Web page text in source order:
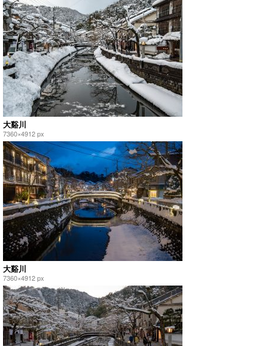
大谿川
7360×4912 px
大谿川
7360×4912 px